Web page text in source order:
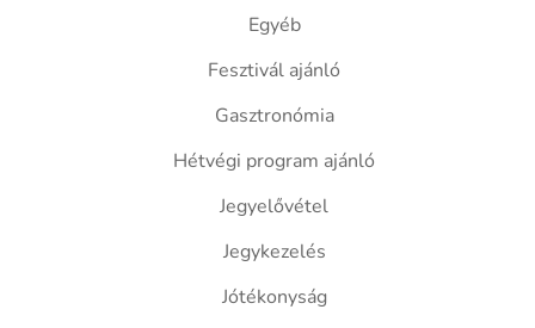
Egyéb
Fesztivál ajánló
Gasztronómia
Hétvégi program ajánló
Jegyelővétel
Jegykezelés
Jótékonyság